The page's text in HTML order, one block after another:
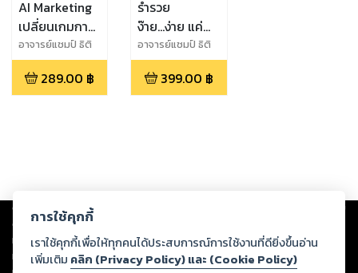
AI Marketing
เปลี่ยนเกมการ
ตลาดของคุณ
ผ่าน บทสนทนา
กับ ChatGPT
อาจารย์แชมป์ ธิติ
พล เทียมจันทร์
289.00 ฿
ร่ำรวย
ง๊าย...ง่าย แค่
เข้าใจ การ
ตลาด
Wealthy
อาจารย์แชมป์ ธิติ
พล เทียมจันทร์
399.00 ฿
Copyright © 2026
ต่อผลงานหรือเนื้อหาใดที่อัปโหลดผ่านเว็บไซต์และปรากฏว่าละเมิดสิทธิใน
ทรัพย์สินทางปัญญาของบุคคลอื่นหรือขัดต่อกฎหมายและศีลธรรม ดังนั้น ผู้อ่าน
ทุกท่านโปรดใช้วิจารณญาณในการกลั่นกรองด้วยตนเอง และหากท่านพบว่าส่วน
การใช้คุกกี้
เราใช้คุกกี้เพื่อให้ทุกคนได้ประสบการณ์การใช้งานที่ดียิ่งขึ้นอ่าน
เพิ่มเติม คลิก (Privacy Policy) และ (Cookie Policy)